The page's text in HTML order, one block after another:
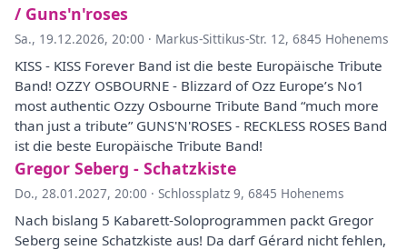
/ Guns'n'roses
Sa., 19.12.2026, 20:00 · Markus-Sittikus-Str. 12, 6845 Hohenems
KISS - KISS Forever Band ist die beste Europäische Tribute
Band! OZZY OSBOURNE - Blizzard of Ozz Europe’s No1
most authentic Ozzy Osbourne Tribute Band “much more
than just a tribute” GUNS'N'ROSES - RECKLESS ROSES Band
ist die beste Europäische Tribute Band!
Gregor Seberg - Schatzkiste
Do., 28.01.2027, 20:00 · Schlossplatz 9, 6845 Hohenems
Nach bislang 5 Kabarett-Soloprogrammen packt Gregor
Seberg seine Schatzkiste aus! Da darf Gérard nicht fehlen,